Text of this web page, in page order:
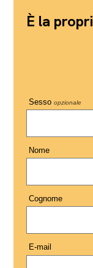
È la
Sesso opzionale
Nome
Cognome
E-mail